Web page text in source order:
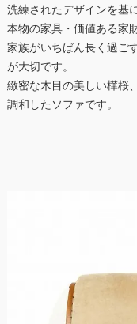
洗練されたデザインを基
本物の家具・価値ある家
家族がいちばん長く過ご
が大切です。
緻密な木目の美しい樺桜
調和したソファです。